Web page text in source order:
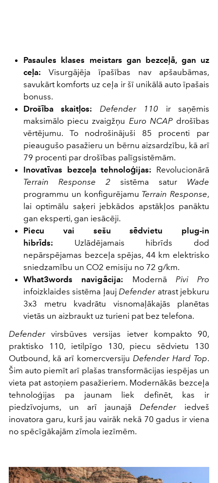
Pasaules klases meistars gan bezceļā, gan uz
ceļa: Visurgājēja īpašības nav apšaubāmas,
savukārt komforts uz ceļa ir šī unikālā auto īpašais
bonuss.
Drošība skaitļos:
Defender 110 ir saņēmis
maksimālo piecu zvaigžņu Euro NCAPdrošības
vērtējumu. To nodrošinājuši 85 procenti par
pieaugušo pasažieru un bērnu aizsardzību, kā arī
79 procenti par drošības palīgsistēmām.
Inovatīvas bezceļa tehnoloģijas: Revolucionārā
Terrain Response 2 sistēma satur Wade
programmu un konfigurējamu Terrain Response,
lai optimālu saķeri jebkādos apstākļos panāktu
gan eksperti, gan iesācēji.
Piecu vai sešu sēdvietu plug-in
hibrīds: Uzlādējamais hibrīds dod
nepārspējamas bezceļa spējas, 44 km elektrisko
sniedzamību un CO2 emisiju no 72 g/km.
What3words navigācija: Modernā Pivi Pro
infoizklaides sistēma ļauj Defenderatrast jebkuru
3x3 metru kvadrātu visnomaļākajās planētas
vietās un aizbraukt uz turieni pat bez telefona.
Defendervirsbūves versijas ietver kompakto 90,
praktisko 110, ietilpīgo 130, piecu sēdvietu 130
Outbound, kā arī komercversiju Defender Hard Top.
Šim auto piemīt arī plašas transformācijas iespējas un
vieta pat astoņiem pasažieriem. Modernākās bezceļa
tehnoloģijas pa jaunam liek definēt, kas ir
piedzīvojums, un arī jaunajā Defenderiedveš
inovatora garu, kurš jau vairāk nekā 70 gadus ir viena
no spēcīgākajām zīmola iezīmēm.